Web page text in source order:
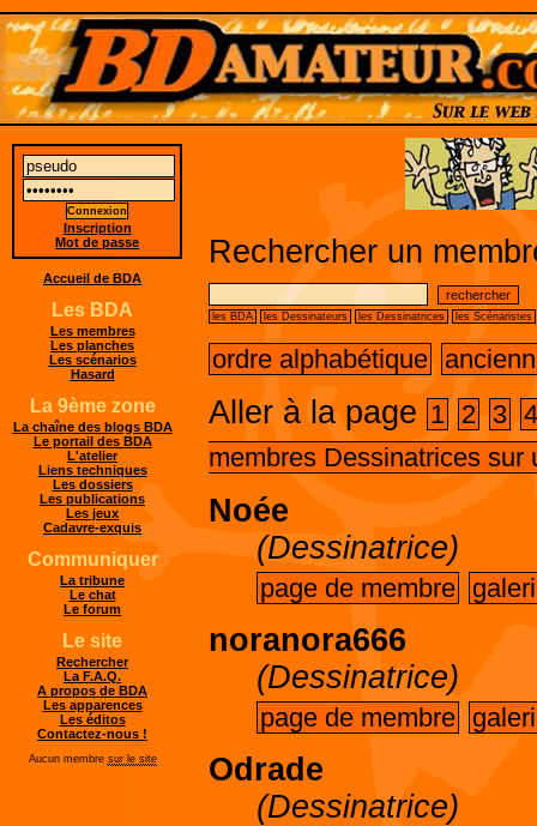
Rechercher un
les BDA les Dessinateurs les Dessinatrices les Scénaristes
ordre alphabétique
Aller à la page 1 2 3
membres Dessinatrices sur
Noée
(Dessinatrice)
page de membre
noranora666
(Dessinatrice)
page de membre
Odrade
(Dessinatrice)
Inscription
Mot de passe
Accueil de BDA
Les BDA
Les membres
Les planches
Les scénarios
Hasard
La 9ème zone
La chaîne des blogs BDA
Le portail des BDA
L'atelier
Liens techniques
Les dossiers
Les publications
Les jeux
Cadavre-exquis
Communiquer
La tribune
Le chat
Le forum
Le site
Rechercher
La F.A.Q.
A propos de BDA
Les apparences
Les éditos
Contactez-nous !
Aucun membre sur le site